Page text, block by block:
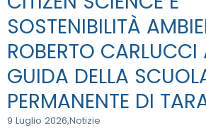
SOSTENIBILITÀ
ROBERTO CARLUCCI
GUIDA DELLA
PERMANENTE DI
9 Luglio 2026,Notizie